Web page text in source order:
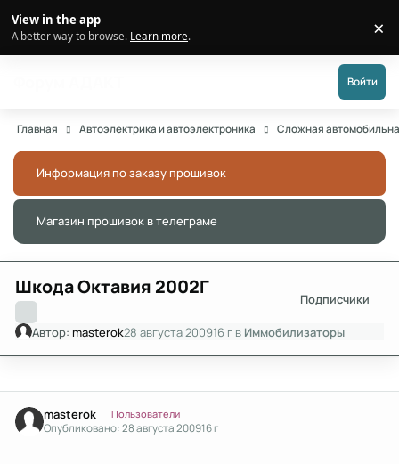
View in the app
A better way to browse. Learn more. ×
Войти
Главная Автоэлектрика и автоэлектроника Сложная
Информация по заказу прошивок
Магазин прошивок в телеграме
Шкода Октавия 2002Г
Подписчики
Автор: masterok28 августа 200916 г в Иммобилизаторы
masterok Пользователи
Опубликовано:28 августа 200916 г